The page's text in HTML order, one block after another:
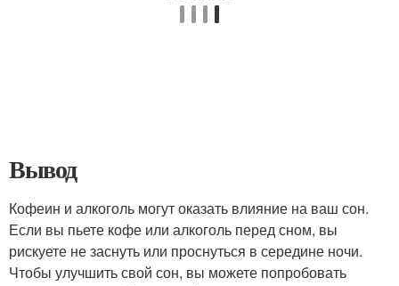
Вывод
Кофеин и алкоголь могут оказать влияние на ваш сон.
Если вы пьете кофе или алкоголь перед сном, вы
рискуете не заснуть или проснуться в середине ночи.
Чтобы улучшить свой сон, вы можете попробовать